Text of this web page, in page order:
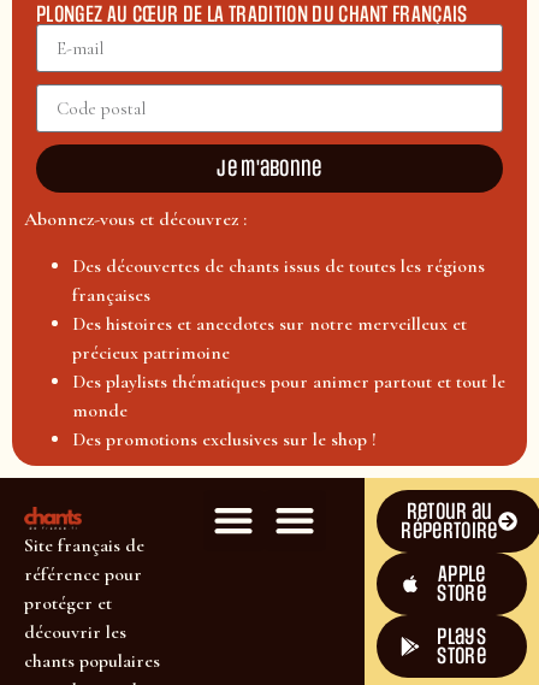
PLONGEZ AU CŒUR DE LA TRADITION DU CHANT FRANÇAIS
Je m'abonne
Abonnez-vous et découvrez :
Des découvertes de chants issus de toutes les régions
françaises
Des histoires et anecdotes sur notre merveilleux et
précieux patrimoine
Des playlists thématiques pour animer partout et tout le
monde
Des promotions exclusives sur le shop !
Site français de
référence pour
protéger et
découvrir les
chants populaires
Retour au
répertoire
Apple
Store
plays
store